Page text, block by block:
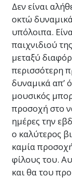
Δεν είναι
οκτώ
υπόλοιπα.
παιχνιδιού
μεταξύ
περισσότερη
δυναμικά απ’
μουσικός
προσοχή στο
ημέρες την
ο καλύτερος
καμία
φίλους του.
και θα του